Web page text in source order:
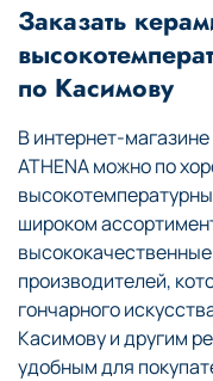
Заказать
по Касимову
В интернет-
ATHENA можно по
широком
производителей,
гончарного
Касимову и другим
удобным для